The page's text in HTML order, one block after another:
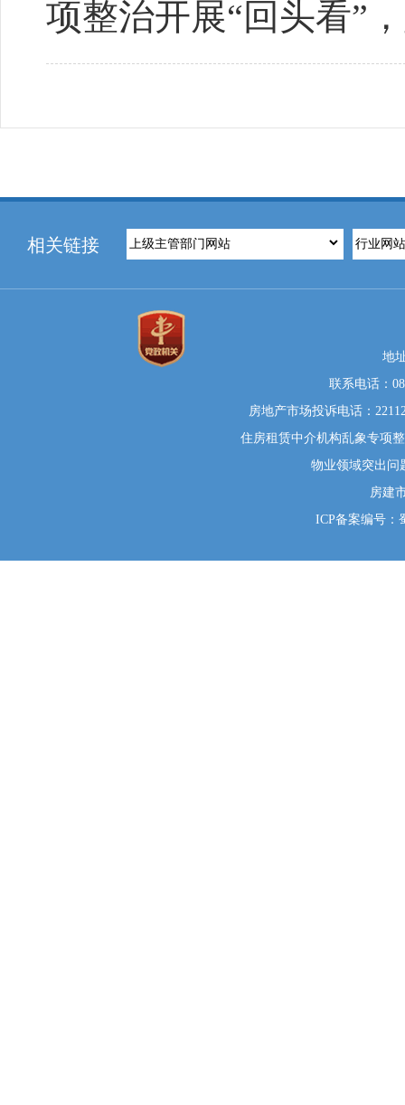
项整治开展“回头看”
相关链接
地
联系电话：
房地产市场投诉电话：
住房租赁中介机构乱象专项
物业领域突出问
房建
ICP备案编号：